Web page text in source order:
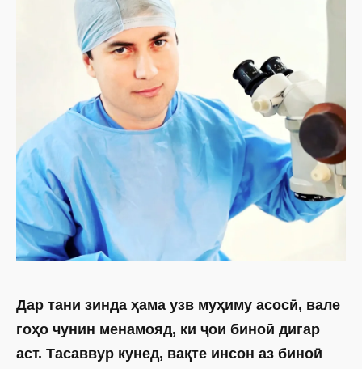
Дар тани зинда ҳама узв муҳиму асосӣ, вале
гоҳо чунин менамояд, ки ҷои биноӣ дигар
аст. Тасаввур кунед, вақте инсон аз биноӣ